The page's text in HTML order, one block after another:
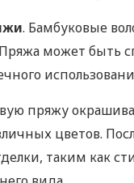
. Бамбуковые
может быть
пряжу
цветов.
таким как